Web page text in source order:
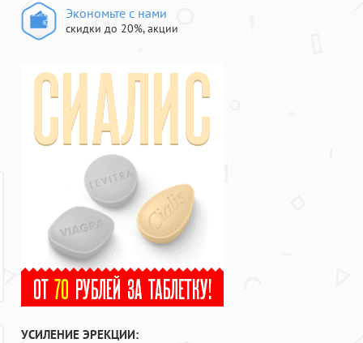
Экономьте с нами
скидки до 20%, акции
УСИЛЕНИЕ ЭРЕКЦИИ: